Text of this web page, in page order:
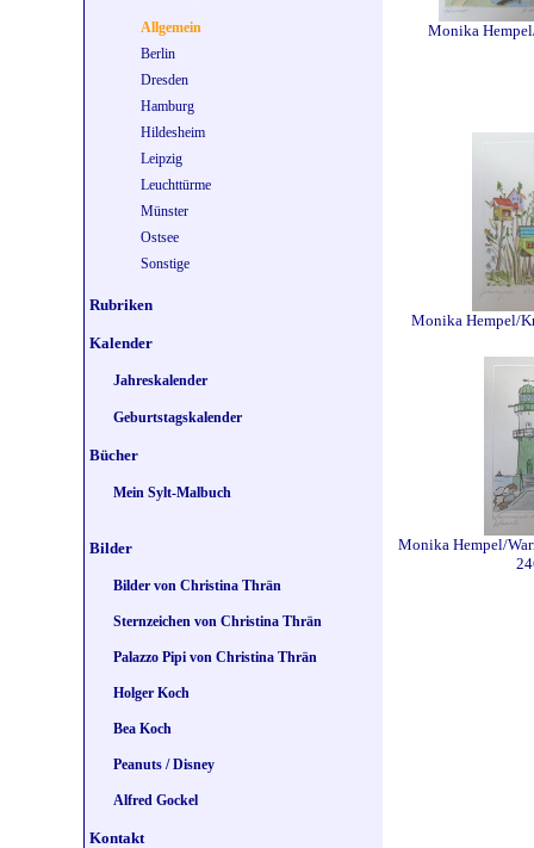
Allgemein
Berlin
Dresden
Hamburg
Hildesheim
Leipzig
Leuchttürme
Münster
Ostsee
Sonstige
Rubriken
Kalender
Jahreskalender
Geburtstagskalender
Bücher
Mein Sylt-Malbuch
Bilder
Bilder von Christina Thrän
Sternzeichen von Christina Thrän
Palazzo Pipi von Christina Thrän
Holger Koch
Bea Koch
Peanuts / Disney
Alfred Gockel
Kontakt
Monika
Monika Hempel/
Monika Hempel/